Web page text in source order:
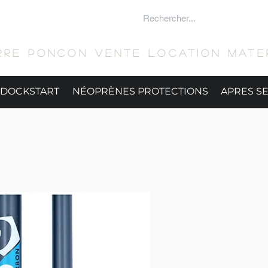
PONCON Vente location
DOCKSTART NÉOPRÈNES PROTECTIONS APRES